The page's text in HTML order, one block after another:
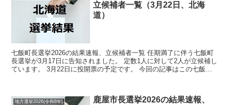
立候補者一覧（3月22日、北海
道）
七飯町長選挙2026の結果速報、立候補者一覧 任期満了に伴う七飯町
長選挙が3月17日に告知されました。 定数1人に対して2人が立候補し
ています。 3月22日に投開票の予定です。 今回の記事はこの七飯町
地方選挙2026(令和8年)
鹿屋市長選挙2026の結果速報、